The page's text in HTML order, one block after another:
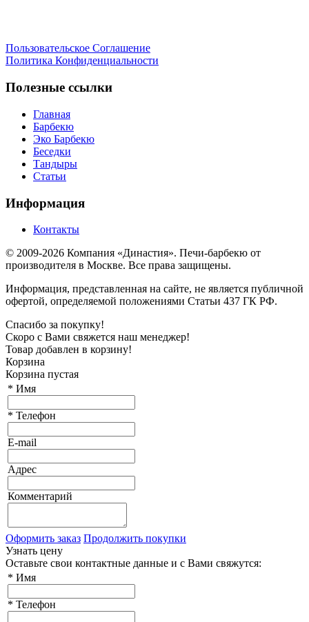
Пользовательское Соглашение
Политика Конфиденциальности
Полезные ссылки
Главная
Барбекю
Эко Барбекю
Беседки
Тандыры
Статьи
Информация
Контакты
© 2009-2026 Компания «Династия». Печи-барбекю от
производителя в Москве. Все права защищены.
Информация, представленная на сайте, не является публичной
офертой, определяемой положениями Статьи 437 ГК РФ.
Спасибо за покупку!
Скоро с Вами свяжется наш менеджер!
Товар добавлен в корзину!
Корзина
Корзина пустая
* Имя
* Телефон
E-mail
Адрес
Комментарий
Оформить заказ Продолжить покупки
Узнать цену
Оставьте свои контактные данные и с Вами свяжутся:
* Имя
* Телефон